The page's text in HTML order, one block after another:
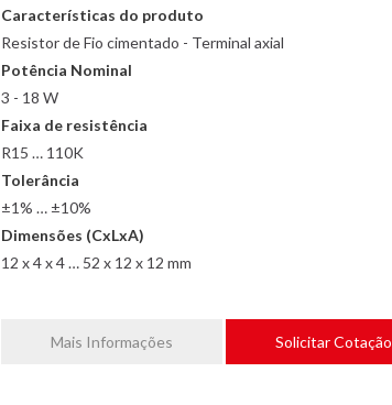
Características do produto
Resistor de Fio cimentado - Terminal axial
Potência Nominal
3 - 18 W
Faixa de resistência
R15 … 110K
Tolerância
±1% … ±10%
Dimensões (CxLxA)
12 x 4 x 4 … 52 x 12 x 12 mm
Mais Informações Solicitar Cotação